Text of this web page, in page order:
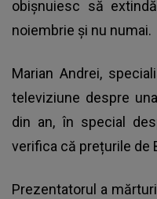
obișnuiesc să
noiembrie și nu numai.
Marian Andrei,
televiziune despre
din an, în special
verifica că prețurile de
Prezentatorul a